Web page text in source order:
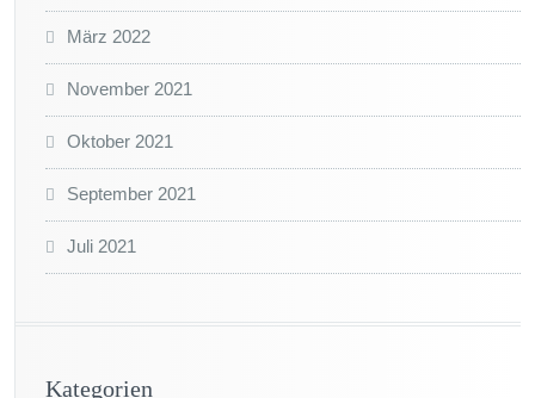
März 2022
November 2021
Oktober 2021
September 2021
Juli 2021
Kategorien